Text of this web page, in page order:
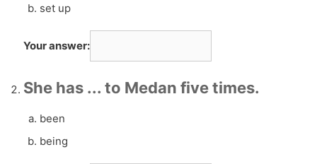
set up
Your answer:
She has ... to Medan five times.
been
being